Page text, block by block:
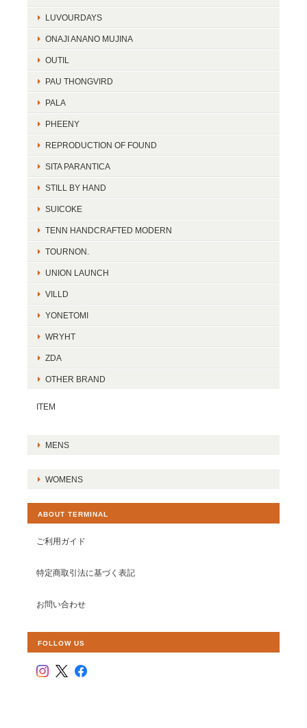
LUVOURDAYS
ONAJI ANANO MUJINA
OUTIL
PAU THONGVIRD
PALA
PHEENY
REPRODUCTION OF FOUND
SITA PARANTICA
STILL BY HAND
SUICOKE
TENN HANDCRAFTED MODERN
TOURNON.
UNION LAUNCH
VILLD
YONETOMI
WRYHT
ZDA
OTHER BRAND
ITEM
MENS
WOMENS
ABOUT TERMINAL
ご利用ガイド
特定商取引法に基づく表記
お問い合わせ
FOLLOW US